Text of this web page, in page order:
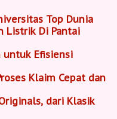
Top Dunia
Listrik Di Pantai
untuk Efisiensi
Klaim Cepat dan
dari Klasik